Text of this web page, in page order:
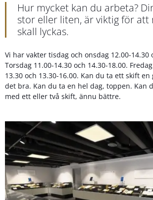
Hur mycket kan du arbeta?
stor eller liten, är viktig för att
skall lyckas.
Vi har vakter tisdag och onsdag 12.00-14.30
Torsdag 11.00-14.30 och 14.30-18.00.
13.30 och 13.30-16.00. Kan du ta ett skift
det bra. Kan du ta en hel dag, toppen. Kan
med ett eller två skift, ännu bättre.